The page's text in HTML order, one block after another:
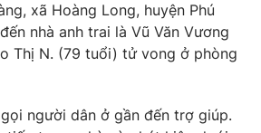
Truyền hình Việt Nam
VTV
in và báo điện tử số 483/GP-BTTTT
Thủy
xã Hoàng Long, huyện Phú
nhà anh trai là Vũ Văn Vương
Thị N. (79 tuổi) tử vong ở phòng
người dân ở gần đến trợ giúp.